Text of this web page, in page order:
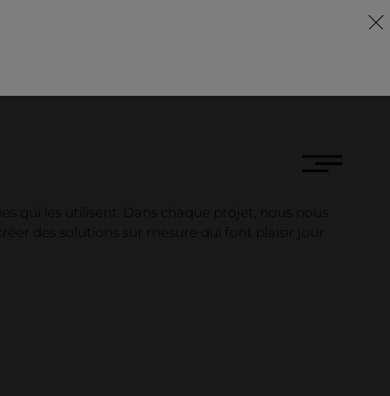
qui les utilisent. Dans chaque projet, nous nous
des solutions sur mesure qui font plaisir jour